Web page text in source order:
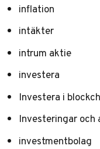
inflation
intäkter
intrum aktie
investera
Investera i
Investeringar och
investmentbolag